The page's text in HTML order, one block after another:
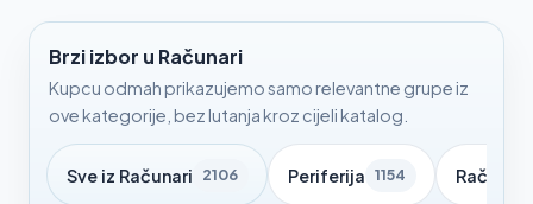
Brzi izbor u Računari
Kupcu odmah prikazujemo samo relevantne grupe iz
ove kategorije, bez lutanja kroz cijeli katalog.
Sve iz Računari 2106 Periferija 1154